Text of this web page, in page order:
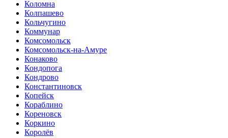
Коломна
Колпашево
Кольчугино
Коммунар
Комсомольск
Комсомольск-на-Амуре
Конаково
Кондопога
Кондрово
Константиновск
Копейск
Кораблино
Кореновск
Коркино
Королёв